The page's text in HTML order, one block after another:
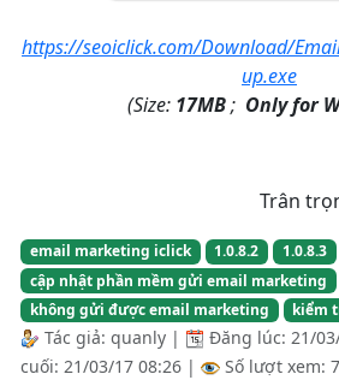
https://seoiclick.com/Download/
up.exe
(Size: 17MB; Only for
Trân
email marketing iclick 1.0.8.2
1.0.8.3
cập nhật phần mềm gửi email marketing
không gửi được email marketing
kiểm
Tác giả: quanly | Đăng lúc: 21/
cuối: 21/03/17 08:26 | Số lượt xem: